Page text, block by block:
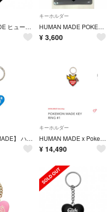
HUMANMADE ヒューマンメイド GirlsDontCry キーホルダー黒白
キーホルダー
HUMAN MADE POKEMON キーホルダー カモネギ
¥ 3,600
【HUMAN MADE】 ハート型キーホルダー 青
キーホルダー
HUMAN MADE x Pokemon Made Key Ring "Red"
¥ 14,490